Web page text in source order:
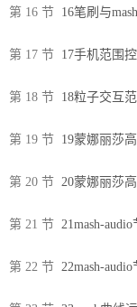
第 16 节 16笔刷与
第 17 节 17手机范围
第 18 节 18粒子交互
第 19 节 19蒙娜丽莎
第 20 节 20蒙娜丽莎
第 21 节 21mash-
第 22 节 22mash-